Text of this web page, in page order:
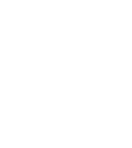
Rechtspraak.nl
Rechtspraak.nl
U verlaat Rechtspraak.nl
- U verlaat Rechtspraak.nl
- U verlaat
nieuwsbrief - U verlaat